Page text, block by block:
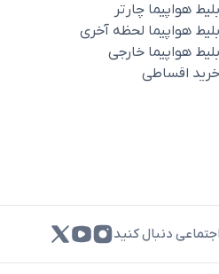
بلیط هواپیما چارتر
بلیط هواپیما لحظه آخری
بلیط هواپیما خارجی
خرید اقساطی
دنبال کنید